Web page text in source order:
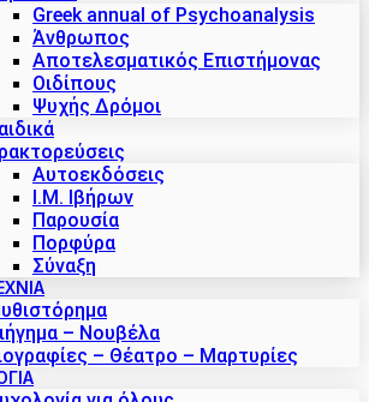
Greek annual of Psychoanalysis
Άνθρωπος
Αποτελεσματικός Επιστήμονας
Οιδίπους
Ψυχής Δρόμοι
Αυτοεκδόσεις
Ι.Μ. Ιβήρων
Παρουσία
Πορφύρα
Σύναξη
– Νουβέλα
– Θέατρο – Μαρτυρίες